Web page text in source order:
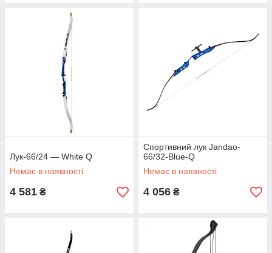
Лук-66/24 — White Q
Немає в наявності
4 581 ₴
Спортивний лук Jandao-
66/32-Blue-Q
Немає в наявності
4 056 ₴